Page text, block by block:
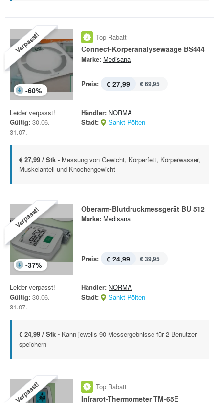
Verpasst!
-60%
Top Rabatt
Connect-Körperanalysewaage BS444
Marke: Medisana
Preis: € 27,99 € 69,95
Leider verpasst!
Gültig: 30.06. -
31.07.
Händler: NORMA
Stadt:
Sankt Pölten
€ 27,99 / Stk - Messung von Gewicht, Körperfett, Körperwasser,
Muskelanteil und Knochengewicht
Verpasst!
-37%
Oberarm-Blutdruckmessgerät BU 512
Marke: Medisana
Preis: € 24,99 € 39,95
Leider verpasst!
Gültig: 30.06. -
31.07.
Händler: NORMA
Stadt:
Sankt Pölten
€ 24,99 / Stk - Kann jeweils 90 Messergebnisse für 2 Benutzer
speichern
Verpasst! Top Rabatt
Infrarot-Thermometer TM-65E